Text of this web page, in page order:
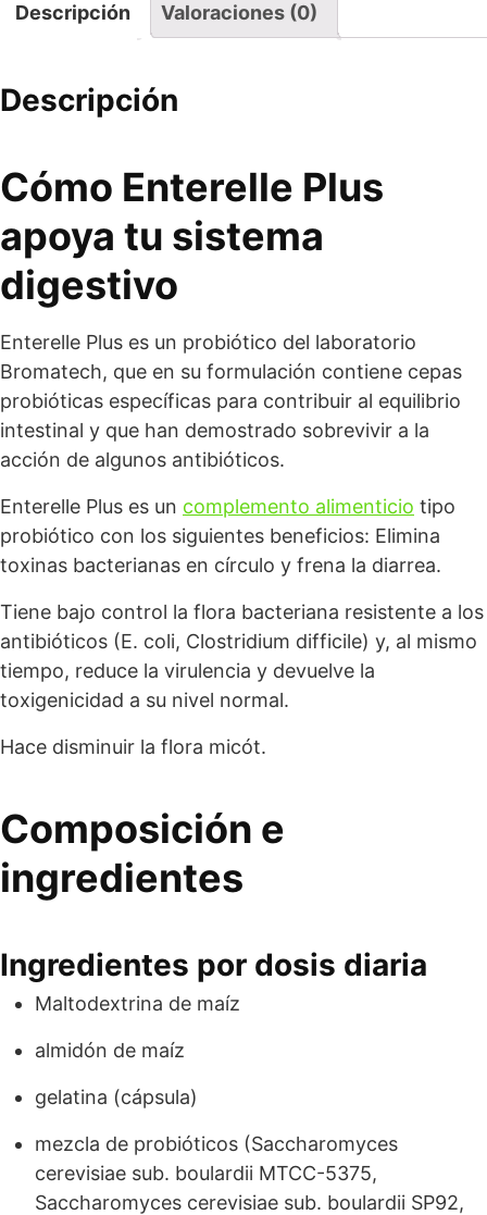
Descripción Valoraciones (0)
Descripción
Cómo Enterelle Plus
apoya tu sistema
digestivo
Enterelle Plus es un probiótico del laboratorio
Bromatech, que en su formulación contiene cepas
probióticas específicas para contribuir al equilibrio
intestinal y que han demostrado sobrevivir a la
acción de algunos antibióticos.
Enterelle Plus es un complemento alimenticio tipo
probiótico con los siguientes beneficios: Elimina
toxinas bacterianas en círculo y frena la diarrea.
Tiene bajo control la flora bacteriana resistente a los
antibióticos (E. coli, Clostridium difficile) y, al mismo
tiempo, reduce la virulencia y devuelve la
toxigenicidad a su nivel normal.
Hace disminuir la flora micót.
Composición e
ingredientes
Ingredientes por dosis diaria
Maltodextrina de maíz
almidón de maíz
gelatina (cápsula)
mezcla de probióticos (Saccharomyces
cerevisiae sub. boulardii MTCC-5375,
Saccharomyces cerevisiae sub. boulardii SP92,